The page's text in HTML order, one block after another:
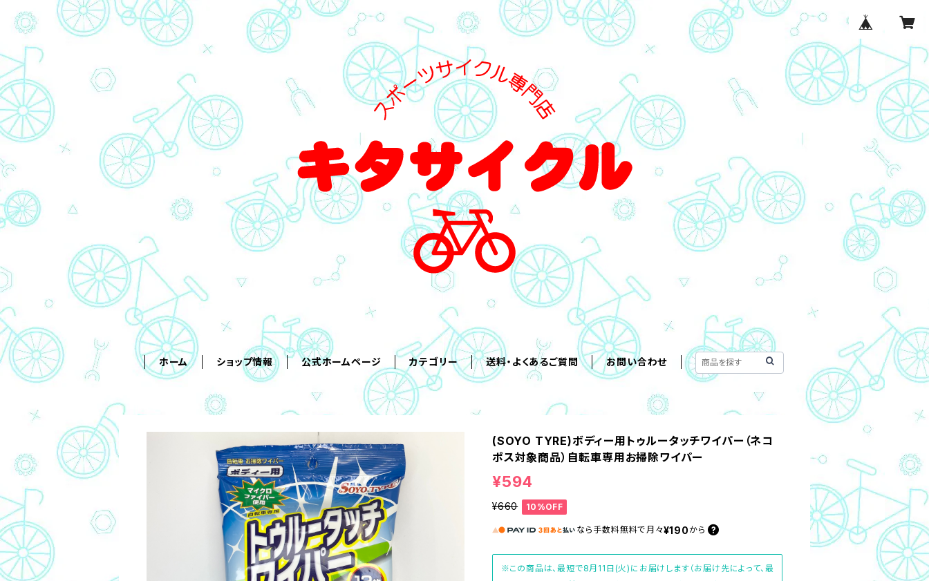
ホーム ショップ情報 公式ホームページ カテゴリー 送料・よくあるご質問 お問い合わせ
(SOYO TYRE)ボディー用トゥルータッチワイパー（ネコ
ポス対象商品）自転車専用お掃除ワイパー
¥594
¥660 10%OFF
なら 手数料無料で 月々¥190 から
※この商品は、最短で8月11日(火)にお届けします（お届け先によって、最